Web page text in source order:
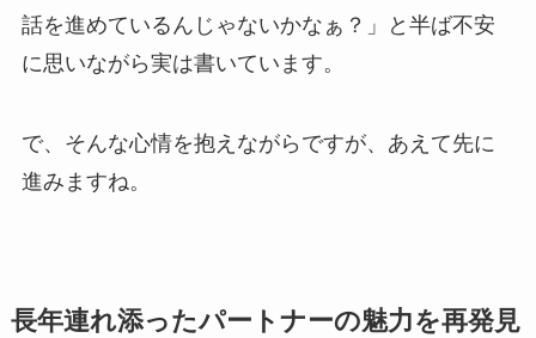
話を進めているんじゃないかなぁ？」と半ば不安
に思いながら実は書いています。
で、そんな心情を抱えながらですが、あえて先に
進みますね。
長年連れ添ったパートナーの魅力を再発見